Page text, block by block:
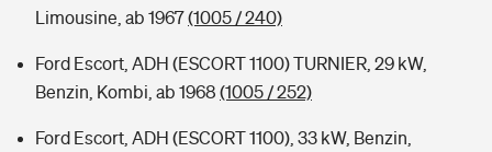
Limousine, ab 1967(1005 / 240)
Ford Escort, ADH (ESCORT 1100) TURNIER, 29 kW,
Benzin, Kombi, ab 1968 (1005 / 252)
Ford Escort, ADH (ESCORT 1100), 33 kW, Benzin,